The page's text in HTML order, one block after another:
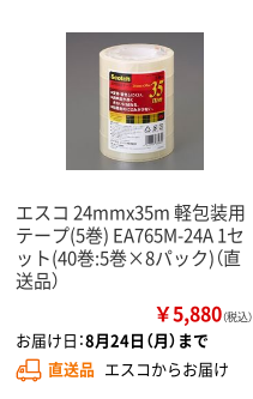
エスコ 24mmx35m 軽包装用
テープ(5巻) EA765M-24A 1セ
ット(40巻:5巻×8パック)（直
送品）
￥5,880（税込）
お届け日：8月24日（月）まで
直送品 エスコからお届け